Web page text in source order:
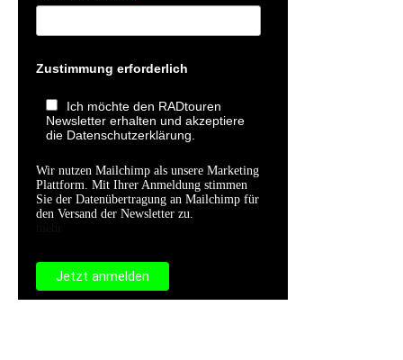
Zustimmung erforderlich
Ich möchte den RADtouren
Newsletter erhalten und akzeptiere
die Datenschutzerklärung.
Wir nutzen Mailchimp als unsere Marketing
Plattform. Mit Ihrer Anmeldung stimmen
Sie der Datenübertragung an Mailchimp für
den Versand der Newsletter zu.